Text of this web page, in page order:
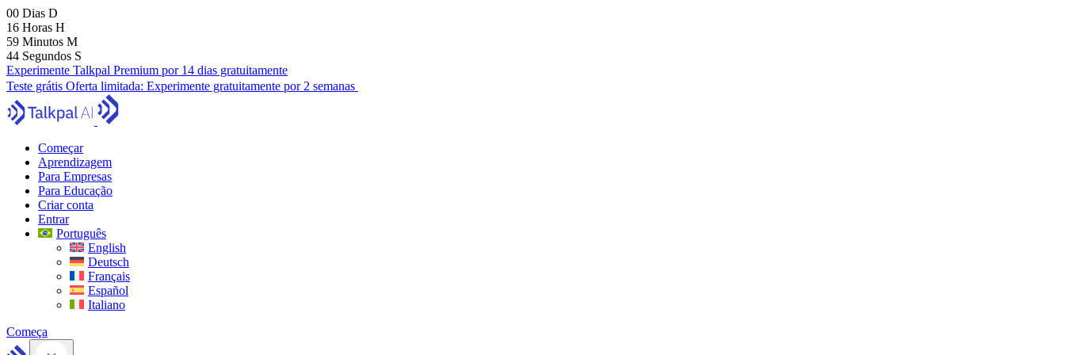
00 Dias D
16 Horas H
59 Minutos M
43 Segundos S
Experimente Talkpal Premium por 14 dias gratuitamente
Teste grátis Oferta limitada: Experimente gratuitamente por 2 semanas
Começar
Aprendizagem
Para Empresas
Para Educação
Criar conta
Entrar
Português
English
Deutsch
Français
Español
Italiano
Começa